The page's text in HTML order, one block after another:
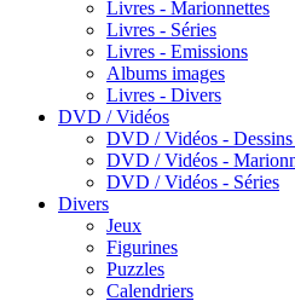
Livres - Marionnettes
Livres - Séries
Livres - Emissions
Albums images
Livres - Divers
DVD / Vidéos
DVD / Vidéos -
DVD / Vidéos -
DVD / Vidéos - Séries
Divers
Jeux
Figurines
Puzzles
Calendriers